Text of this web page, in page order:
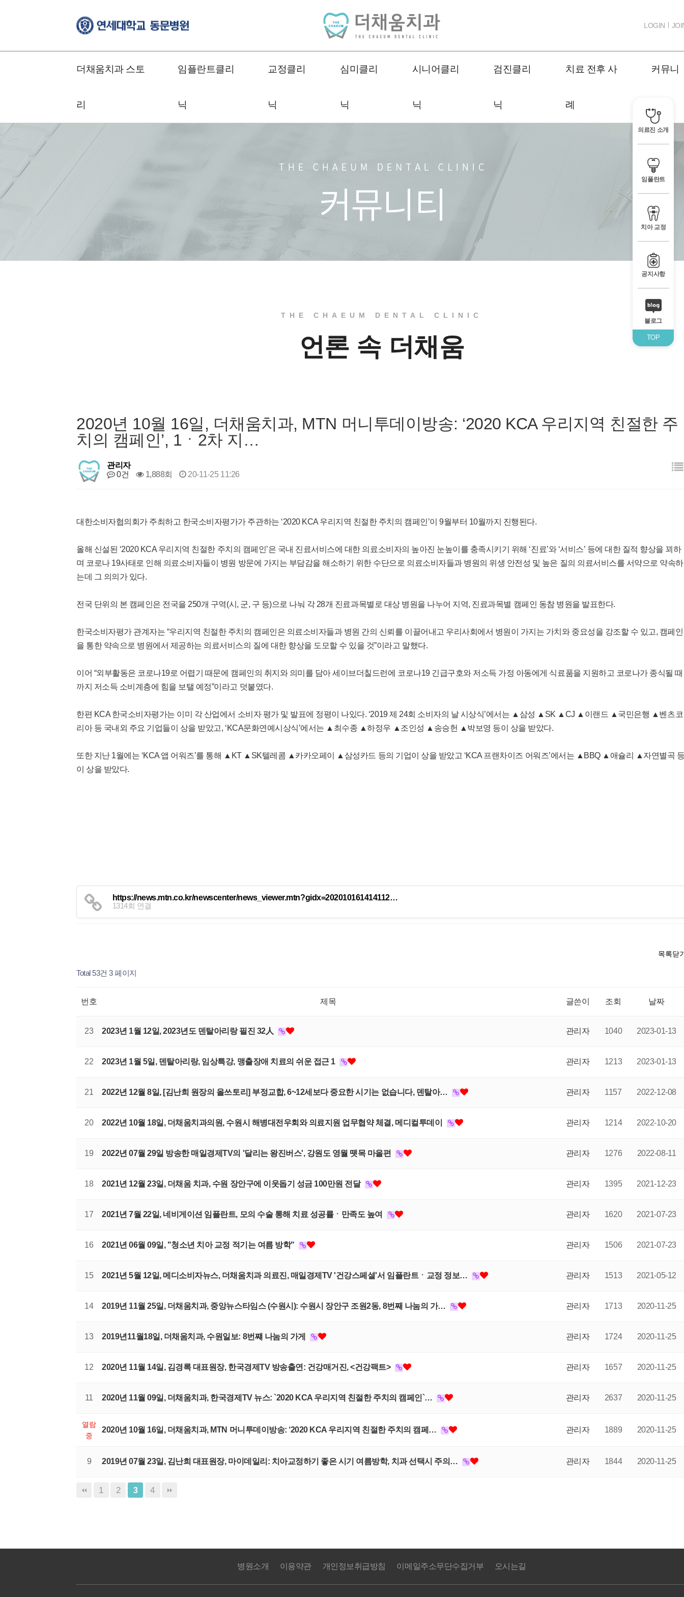
LOGIN
더채움치과 스토
리
임플란트클리
닉
교정클리
닉
심미클리
닉
시니어클리
닉
검진클리
닉
치료 전후 사
례
커뮤니
의료진 소개
임플란트
치아 교정
공지사항
블로그
TOP
THE CHAEUM DENTAL CLINIC
언론 속 더채움
2020년 10월 16일, 더채움치과, MTN 머니투데이방송: ‘2020 KCA 우리지역 친절한 주
치의 캠페인’, 1ㆍ2차 지…
관리자
0건
1,888회 20-11-25 11:26
대한소비자협의회가 주최하고 한국소비자평가가 주관하는 ‘2020 KCA 우리지역 친절한 주치의 캠페인’이 9월부터 10월까지 진행된다.
올해 신설된 ‘2020 KCA 우리지역 친절한 주치의 캠페인’은 국내 진료서비스에 대한 의료소비자의 높아진 눈높이를 충족시키기 위해 ‘진료’와 ‘서비스’ 등에 대한 질적 향상을 꾀하
며 코로나 19사태로 인해 의료소비자들이 병원 방문에 가지는 부담감을 해소하기 위한 수단으로 의료소비자들과 병원의 위생 안전성 및 높은 질의 의료서비스를 서약으로 약속하
는데 그 의의가 있다.
전국 단위의 본 캠페인은 전국을 250개 구역(시, 군, 구 등)으로 나눠 각 28개 진료과목별로 대상 병원을 나누어 지역, 진료과목별 캠페인 동참 병원을 발표한다.
한국소비자평가 관계자는 “우리지역 친절한 주치의 캠페인은 의료소비자들과 병원 간의 신뢰를 이끌어내고 우리사회에서 병원이 가지는 가치와 중요성을 강조할 수 있고, 캠페인
을 통한 약속으로 병원에서 제공하는 의료서비스의 질에 대한 향상을 도모할 수 있을 것”이라고 말했다.
이어 “외부활동은 코로나19로 어렵기 때문에 캠페인의 취지와 의미를 담아 세이브더칠드런에 코로나19 긴급구호와 저소득 가정 아동에게 식료품을 지원하고 코로나가 종식될 때
까지 저소득 소비계층에 힘을 보탤 예정”이라고 덧붙였다.
한편 KCA 한국소비자평가는 이미 각 산업에서 소비자 평가 및 발표에 정평이 나있다. ‘2019 제 24회 소비자의 날 시상식’에서는 ▲삼성 ▲SK ▲CJ ▲이랜드 ▲국민은행 ▲벤츠코
리아 등 국내외 주요 기업들이 상을 받았고, ‘KCA문화연예시상식’에서는 ▲최수종 ▲하정우 ▲조인성 ▲송승헌 ▲박보영 등이 상을 받았다.
또한 지난 1월에는 ‘KCA 앱 어워즈’를 통해 ▲KT ▲SK텔레콤 ▲카카오페이 ▲삼성카드 등의 기업이 상을 받았고 ‘KCA 프랜차이즈 어워즈’에서는 ▲BBQ ▲애슐리 ▲자연별곡
이 상을 받았다.
https://news.mtn.co.kr/newscenter/news_viewer.mtn?gidx=202010161414112…
1314회 연결
목록닫
Total 53건 3 페이지
번호 제목 글쓴이 조회 날짜
23 2023년 1월 12일, 2023년도 덴탈아리랑 필진 32人 관리자 1040 2023-01-13
22 2023년 1월 5일, 덴탈아리랑, 임상특강, 맹출장애 치료의 쉬운 접근 1 관리자 1213 2023-01-13
21 2022년 12월 8일, [김난희 원장의 올쓰토리] 부정교합, 6~12세보다 중요한 시기는 없습니다, 덴탈아… 관리자 1157 2022-12-08
20 2022년 10월 18일, 더채움치과의원, 수원시 해병대전우회와 의료지원 업무협약 체결, 메디컬투데이 관리자 1214 2022-10-20
19 2022년 07월 29일 방송한 매일경제TV의 '달리는 왕진버스', 강원도 영월 뗏목 마을편 관리자 1276 2022-08-11
18 2021년 12월 23일, 더채움 치과, 수원 장안구에 이웃돕기 성금 100만원 전달 관리자 1395 2021-12-23
17 2021년 7월 22일, 네비게이션 임플란트, 모의 수술 통해 치료 성공률ㆍ만족도 높여 관리자 1620 2021-07-23
16 2021년 06월 09일, "청소년 치아 교정 적기는 여름 방학" 관리자 1506 2021-07-23
15 2021년 5월 12일, 메디소비자뉴스, 더채움치과 의료진, 매일경제TV '건강스페셜'서 임플란트ㆍ교정 정보… 관리자 1513 2021-05-12
14 2019년 11월 25일, 더채움치과, 중앙뉴스타임스 (수원시): 수원시 장안구 조원2동, 8번째 나눔의 가… 관리자 1713 2020-11-25
13 2019년11월18일, 더채움치과, 수원일보: 8번쨰 나눔의 가게 관리자 1724 2020-11-25
12 2020년 11월 14일, 김경록 대표원장, 한국경제TV 방송출연: 건강매거진, <건강팩트> 관리자 1657 2020-11-25
11 2020년 11월 09일, 더채움치과, 한국경제TV 뉴스: `2020 KCA 우리지역 친절한 주치의 캠페인`… 관리자 2637 2020-11-25
열람
중
2020년 10월 16일, 더채움치과, MTN 머니투데이방송: ‘2020 KCA 우리지역 친절한 주치의 캠페… 관리자 1889 2020-11-25
9 2019년 07월 23일, 김난희 대표원장, 마이데일리: 치아교정하기 좋은 시기 여름방학, 치과 선택시 주의… 관리자 1844 2020-11-25
1 2 3 4
병원소개 이용약관 개인정보취급방침 이메일주소무단수집거부 오시는길